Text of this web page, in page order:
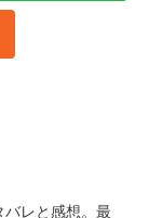
バレと感想。最